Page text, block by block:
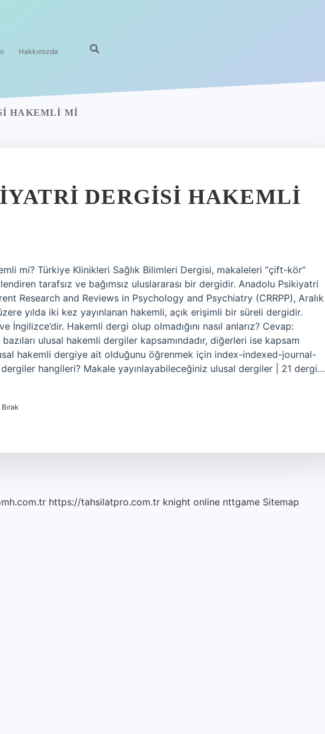
Hakkımızda
HAKEMLI MI
DERGISI HAKEMLI
mi? Türkiye Klinikleri Sağlık Bilimleri Dergisi, makaleleri “çift-kör”
tarafsız ve bağımsız uluslararası bir dergidir. Anadolu Psikiyatri
Research and Reviews in Psychology and Psychiatry (CRRPP), Aralık
yılda iki kez yayınlanan hakemli, açık erişimli bir süreli dergidir.
İngilizce’dir. Hakemli dergi olup olmadığını nasıl anlarız? Cevap:
ulusal hakemli dergiler kapsamındadır, diğerleri ise kapsam
hakemli dergiye ait olduğunu öğrenmek için index-indexed-journal-
hangileri? Makale yayınlayabileceğiniz ulusal dergiler | 21 dergi…
https://tahsilatpro.com.tr knight online nttgame Sitemap